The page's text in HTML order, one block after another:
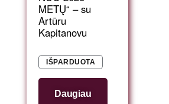
METŲ“ – su
Artūru
Kapitanovu
IŠPARDUOTA
Daugiau